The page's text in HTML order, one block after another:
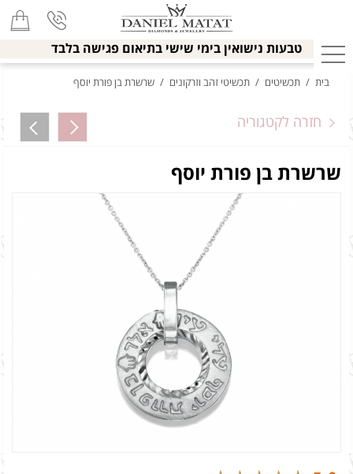
טבעות נישואין בימי שישי בתיאום פגישה בלבד
בית / תכשיטים / תכשיטי זהב וזרקונים / שרשרת בן פורת יוסף
חזרה לקטגוריה
שרשרת בן פורת יוסף